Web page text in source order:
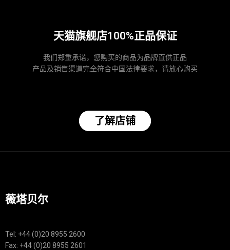
天猫旗舰店100%正品保证
我们郑重承诺，您购买的商品为品牌直供正品
产品及销售渠道完全符合中国法律要求，请放心购买
了解店铺
薇塔贝尔
Tel: +44 (0)20 8955 2600
Fax: +44 (0)20 8955 2601